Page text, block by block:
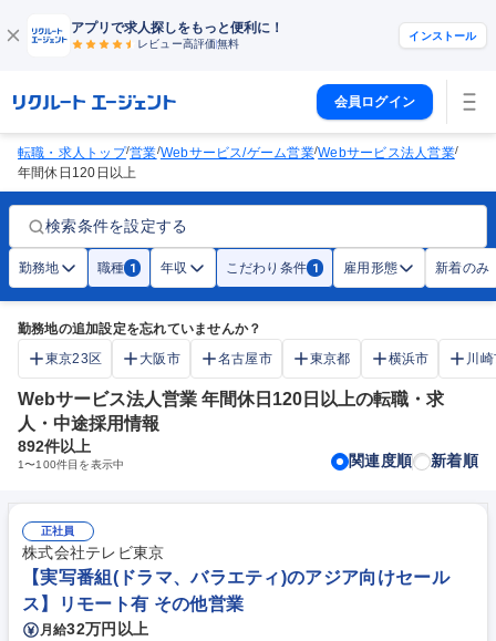
アプリで求人探しをもっと便利に！
レビュー高評価無料
インストール
会員ログイン
転職・求人トップ/営業/Webサービス/ゲーム営業/Webサービス法人営業/
年間休日120日以上
検索条件を設定する
勤務地 職種 1 年収 こだわり条件 1 雇用形態 新着のみ
勤務地の追加設定を忘れていませんか？
東京23区
大阪市 名古屋市 東京都 横浜市 川
Webサービス法人営業 年間休日120日以上の転職・求
人・中途採用情報
892件以上
1〜100件目を表示中 関連度順 新着順
正社員
株式会社テレビ東京
【実写番組(ドラマ、バラエティ)のアジア向けセール
ス】リモート有 その他営業
月給32万円以上